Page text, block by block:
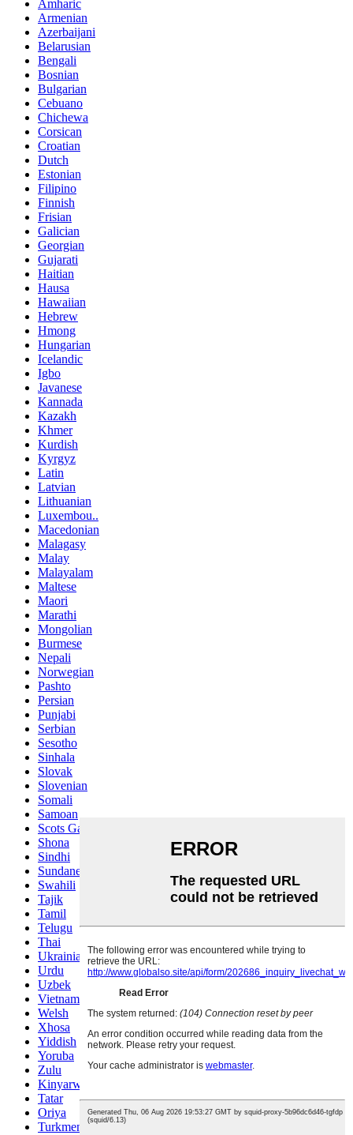
Amharic
Armenian
Azerbaijani
Belarusian
Bengali
Bosnian
Bulgarian
Cebuano
Chichewa
Corsican
Croatian
Dutch
Estonian
Filipino
Finnish
Frisian
Galician
Georgian
Gujarati
Haitian
Hausa
Hawaiian
Hebrew
Hmong
Hungarian
Icelandic
Igbo
Javanese
Kannada
Kazakh
Khmer
Kurdish
Kyrgyz
Latin
Latvian
Lithuanian
Luxembou..
Macedonian
Malagasy
Malay
Malayalam
Maltese
Maori
Marathi
Mongolian
Burmese
Nepali
Norwegian
Pashto
Persian
Punjabi
Serbian
Sesotho
Sinhala
Slovak
Slovenian
Somali
Samoan
Scots Gaelic
Shona
Sindhi
Sundanese
Swahili
Tajik
Tamil
Telugu
Thai
Ukrainian
Urdu
Uzbek
Vietnamese
Welsh
Xhosa
Yiddish
Yoruba
Zulu
Kinyarwanda
Tatar
Oriya
Turkmen